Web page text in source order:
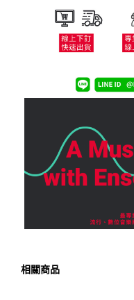
相關商品